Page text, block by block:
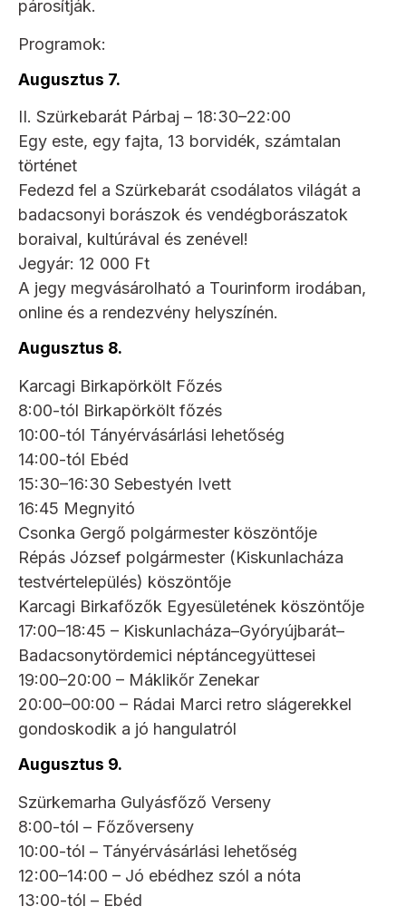
párosítják.
Programok:
Augusztus 7.
II. Szürkebarát Párbaj – 18:30–22:00
Egy este, egy fajta, 13 borvidék, számtalan
történet
Fedezd fel a Szürkebarát csodálatos világát a
badacsonyi borászok és vendégborászatok
boraival, kultúrával és zenével!
Jegyár: 12 000 Ft
A jegy megvásárolható a Tourinform irodában,
online és a rendezvény helyszínén.
Augusztus 8.
Karcagi Birkapörkölt Főzés
8:00-tól Birkapörkölt főzés
10:00-tól Tányérvásárlási lehetőség
14:00-tól Ebéd
15:30–16:30 Sebestyén Ivett
16:45 Megnyitó
Csonka Gergő polgármester köszöntője
Répás József polgármester (Kiskunlacháza
testvértelepülés) köszöntője
Karcagi Birkafőzők Egyesületének köszöntője
17:00–18:45 – Kiskunlacháza–Gyóryújbarát–
Badacsonytördemici néptáncegyüttesei
19:00–20:00 – Máklikőr Zenekar
20:00–00:00 – Rádai Marci retro slágerekkel
gondoskodik a jó hangulatról
Augusztus 9.
Szürkemarha Gulyásfőző Verseny
8:00-tól – Főzőverseny
10:00-tól – Tányérvásárlási lehetőség
12:00–14:00 – Jó ebédhez szól a nóta
13:00-tól – Ebéd